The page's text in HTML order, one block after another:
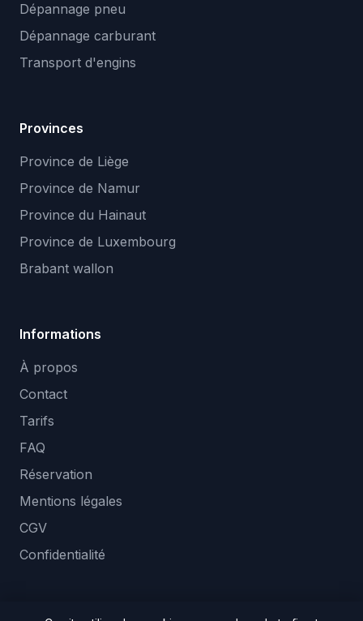
Dépannage pneu
Dépannage carburant
Transport d'engins
Provinces
Province de Liège
Province de Namur
Province du Hainaut
Province de Luxembourg
Brabant wallon
Informations
À propos
Contact
Tarifs
FAQ
Réservation
Mentions légales
CGV
Confidentialité